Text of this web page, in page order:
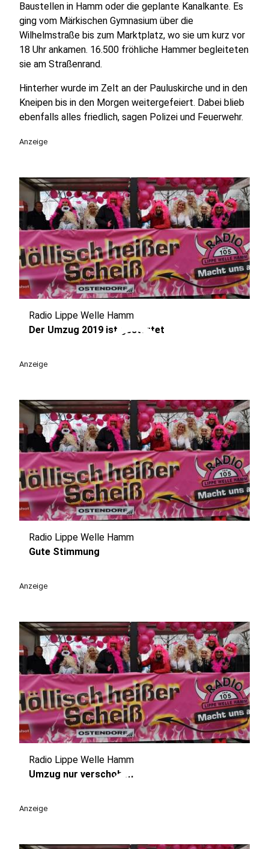
Baustellen in Hamm oder die geplante Kanalkante. Es
ging vom Märkischen Gymnasium über die
Wilhelmstraße bis zum Marktplatz, wo sie um kurz vor
18 Uhr ankamen. 16.500 fröhliche Hammer begleiteten
sie am Straßenrand.
Hinterher wurde im Zelt an der Pauluskirche und in den
Kneipen bis in den Morgen weitergefeiert. Dabei blieb
ebenfalls alles friedlich, sagen Polizei und Feuerwehr.
Anzeige
play_circle
Radio Lippe Welle Hamm
Der Umzug 2019 ist gestartet
Anzeige
play_circle
Radio Lippe Welle Hamm
Gute Stimmung
Anzeige
play_circle
Radio Lippe Welle Hamm
Umzug nur verschoben
Anzeige